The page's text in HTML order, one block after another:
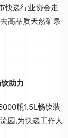
快递行业协会走
高品质天然矿泉
助力
瓶1.5L畅饮装
园,为快递工作人